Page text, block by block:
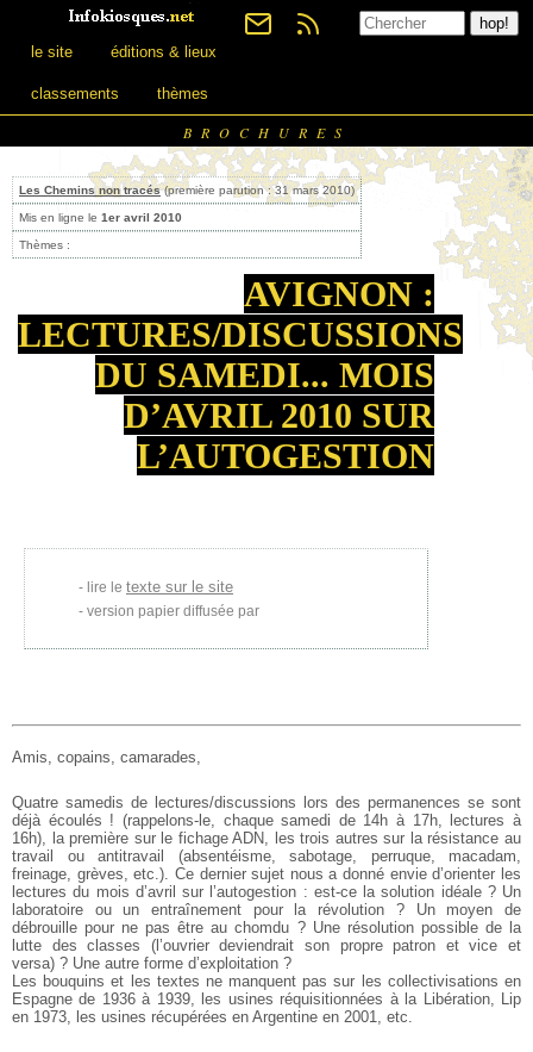
le site éditions & lieux
classements thèmes
BROCHURES
Les Chemins non tracés (première parution : 31 mars 2010)
Mis en ligne le 1er avril 2010
Thèmes :
AVIGNON :
LECTURES/DISCUSSIONS
DU SAMEDI... MOIS
D’AVRIL 2010 SUR
L’AUTOGESTION
lire le texte sur le site
version papier diffusée par
Amis, copains, camarades,
Quatre samedis de lectures/discussions lors des permanences se sont
déjàécoulés ! (rappelons-le, chaque samedi de 14h à 17h, lectures à
16h), la première sur le fichage ADN, les trois autres sur la résistance au
travail ou antitravail (absentéisme, sabotage, perruque, macadam,
freinage, grèves, etc.). Ce dernier sujet nous a donné envie d’orienter les
lectures du mois d’avril sur l’autogestion : est-ce la solution idéale ? Un
laboratoire ou un entraînement pour la révolution ? Un moyen de
débrouille pour ne pas être au chomdu ? Une résolution possible de la
lutte des classes (l’ouvrier deviendrait son propre patron et vice et
versa) ? Une autre forme d’exploitation ?
Les bouquins et les textes ne manquent pas sur les collectivisations en
Espagne de 1936 à 1939, les usines réquisitionnées à la Libération, Lip
en 1973, les usines récupérées en Argentine en 2001, etc.